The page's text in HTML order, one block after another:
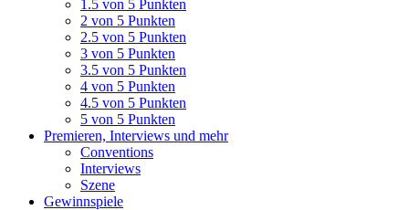
1.5 von 5 Punkten
2 von 5 Punkten
2.5 von 5 Punkten
3 von 5 Punkten
3.5 von 5 Punkten
4 von 5 Punkten
4.5 von 5 Punkten
5 von 5 Punkten
Premieren, Interviews und mehr
Conventions
Interviews
Szene
Gewinnspiele